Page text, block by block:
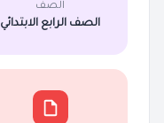
الصف
الصف الرابع الابتدائي